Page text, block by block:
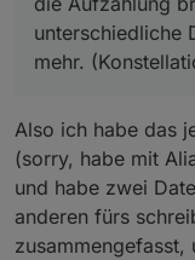
das
Main
Jetzt
unterschiedliche
mehr.
Also ich habe das
(sorry, habe mit
und habe zwei
anderen fürs